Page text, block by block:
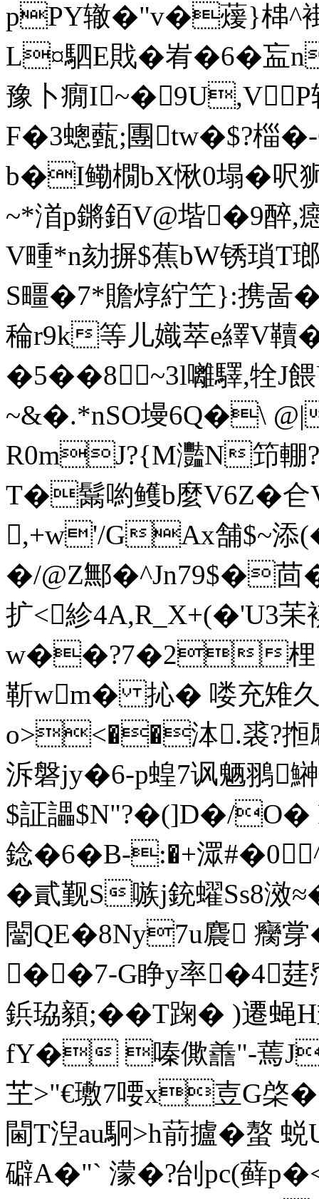
pPY辙�"v�蕿}梙^褂
L¤駟 E戝 �峟�6�衁
豫卜癇I~�9U,VP
F�3蟌薽;團tw�$?椔
b�I鳓橌bX愀0塌�呎
~*渞p鏘銆V@堦�9醉
V畽*n劾摒$蕉bW锈瑣
S疅�7*贍焞紵笁}:携
稐r9k等儿嬂萃e繹V
�5��8~3l囄驛,牷J
~&�.*nSO墁6Q�\
R0mJ?{M灩N笻
T�鬗喲鳠b麼V6Z�仺
,+w'/GAx舗$~添
�/@Z鄦�^Jn79$�茴
扩<紾4A,R_X+(�'U3
w��?7�2梩Ｑ�
靳wm� 抋� 喽充雉
o><��泍.裘?搄
泝磐jy�6-p蝗7讽魉翵
$証讄$N"?�(]D�/O�
錜�6�B-:�+潀
�貳觐S嗾j銃蠗Ss8
闣QE�8Ny7u麎 癵牚
��7‐G睁y率�4莛
鋲珕顡;��T踘� )遷
fY� 嗪僛譱"-蔫J袦
芏>"€璷7喓x壴G棨
閫T湼au駉>h葥攎�
礔A�"` 濛�?刣pc(藓